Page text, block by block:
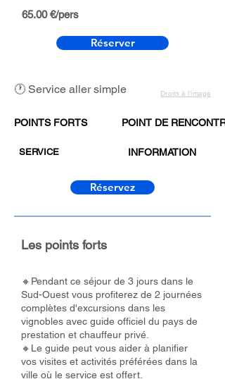
65.00 €/pers
Réserver
🕐 Service aller simple Droits à l’image
POINTS FORTS
SERVICE
POINT DE
INFORMATION
Réservez
Les points forts
🔸Pendant ce séjour de 3 jours dans le
Sud-Ouest vous profiterez de 2 journées
complètes d'excursions dans les
vignobles avec guide officiel du pays de
prestation et chauffeur privé.
🔸Le guide peut vous aider à planifier
vos visites et activités préférées dans la
ville où le service est offert.